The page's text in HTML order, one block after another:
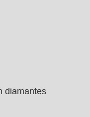
diamantes